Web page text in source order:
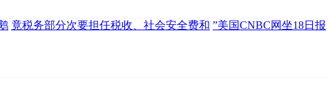
竟税务部分次要担任税收、社会安全费和 ”美国CNBC网坐18日报